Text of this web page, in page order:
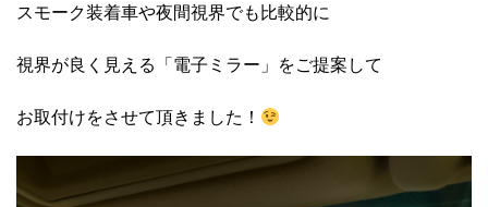
スモーク装着車や夜間視界でも比較的に
視界が良く見える「電子ミラー」をご提案して
お取付けをさせて頂きました！